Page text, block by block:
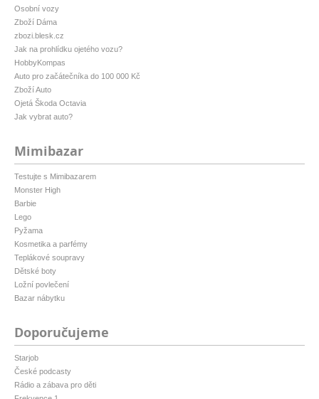
Osobní vozy
Zboží Dáma
zbozi.blesk.cz
Jak na prohlídku ojetého vozu?
HobbyKompas
Auto pro začátečníka do 100 000 Kč
Zboží Auto
Ojetá Škoda Octavia
Jak vybrat auto?
Mimibazar
Testujte s Mimibazarem
Monster High
Barbie
Lego
Pyžama
Kosmetika a parfémy
Teplákové soupravy
Dětské boty
Ložní povlečení
Bazar nábytku
Doporučujeme
Starjob
České podcasty
Rádio a zábava pro děti